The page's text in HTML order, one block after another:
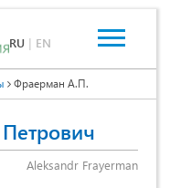
RU | EN
Фраерман А.П.
Aleksandr Frayerman